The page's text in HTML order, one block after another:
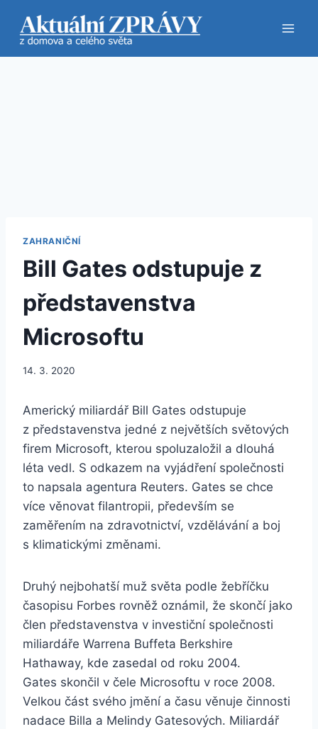
obsah
ZAHRANIČNÍ
Bill Gates odstupuje z
představenstva
Microsoftu
14. 3. 2020
Americký miliardář Bill Gates odstupuje
z představenstva jedné z největších světových
firem Microsoft, kterou spoluzaložil a dlouhá
léta vedl. S odkazem na vyjádření společnosti
to napsala agentura Reuters. Gates se chce
více věnovat filantropii, především se
zaměřením na zdravotnictví, vzdělávání a boj
s klimatickými změnami.
Druhý nejbohatší muž světa podle žebříčku
časopisu Forbes rovněž oznámil, že skončí jako
člen představenstva v investiční společnosti
miliardáře Warrena Buffeta Berkshire
Hathaway, kde zasedal od roku 2004.
Gates skončil v čele Microsoftu v roce 2008.
Velkou část svého jmění a času věnuje činnosti
nadace Billa a Melindy Gatesových. Miliardář